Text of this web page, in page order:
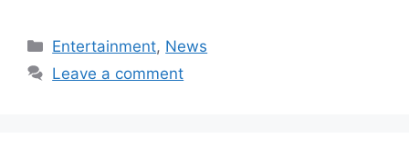
Categories
Entertainment, News
Leave a comment